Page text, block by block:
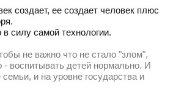
создает, ее создает человек плюс
силу самой технологии.
не важно что не стало "злом",
- воспитывать детей нормально. И
и на уровне государства и